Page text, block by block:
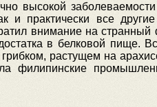
высокой
и практически все
внимание на странный
в белковой пище.
растущем на
филипинские